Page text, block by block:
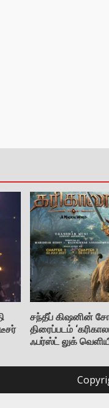
சந்தீப் கிஷனின்
திரைப்படம்
ஃபர்ஸ்ட் லுக்